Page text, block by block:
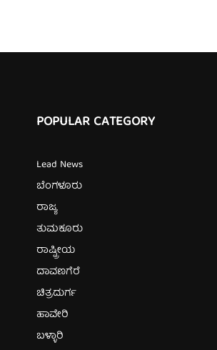
POPULAR CATEGORY
Lead News
ಬೆಂಗಳೂರು
ರಾಜ್ಯ
ತುಮಕೂರು
ರಾಷ್ಟ್ರೀಯ
ದಾವಣಗೆರೆ
ಚಿತ್ರದುರ್ಗ
ಹಾವೇರಿ
ಬಳ್ಳಾರಿ